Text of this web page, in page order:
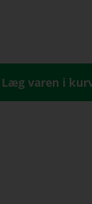
Læg varen i